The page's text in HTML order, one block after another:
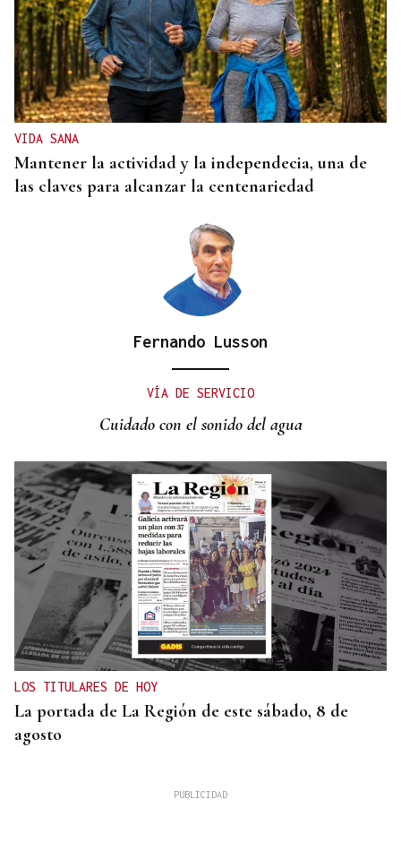
CANEDO
Un herido en la colisión entre dos coches en la
entrada a las termas de Outariz
VIDA SANA
Mantener la actividad y la independecia, una de
las claves para alcanzar la centenariedad
Fernando Lusson
VÍA DE SERVICIO
Cuidado con el sonido del agua
LOS TITULARES DE HOY
La portada de La Región de este sábado, 8 de
agosto